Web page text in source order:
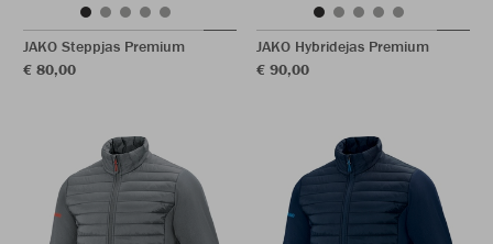
JAKO Steppjas Premium
€ 80,00
JAKO Hybridejas Premium
€ 90,00